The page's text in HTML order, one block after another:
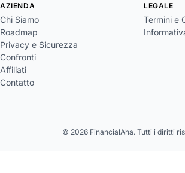
AZIENDA
Chi Siamo
Roadmap
Privacy e Sicurezza
Confronti
Affiliati
Contatto
LEGALE
Termini e
© 2026 FinancialAha. Tutti i diritti